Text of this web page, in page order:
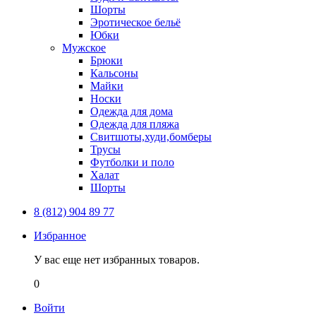
Шорты
Эротическое бельё
Юбки
Мужское
Брюки
Кальсоны
Майки
Носки
Одежда для дома
Одежда для пляжа
Свитшоты,худи,бомберы
Трусы
Футболки и поло
Халат
Шорты
8 (812) 904 89 77
Избранное
У вас еще нет избранных товаров.
0
Войти